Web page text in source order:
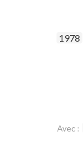
1978
Avec :